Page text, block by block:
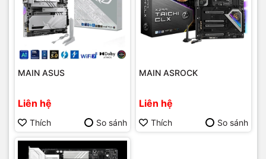
MAIN ASUS
Liên hệ
Thích So sánh
MAIN ASROCK
Liên hệ
Thích So sánh